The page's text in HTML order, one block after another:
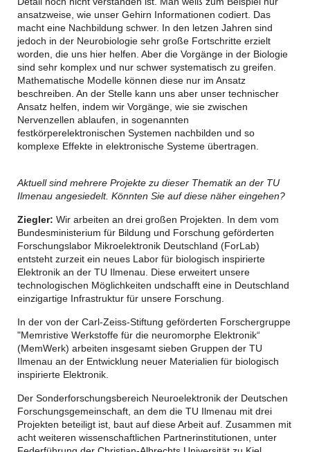
ansatzweise, wie unser Gehirn Informationen codiert. Das
macht eine Nachbildung schwer. In den letzen Jahren sind
jedoch in der Neurobiologie sehr große Fortschritte erzielt
worden, die uns hier helfen. Aber die Vorgänge in der Biologie
sind sehr komplex und nur schwer systematisch zu greifen.
Mathematische Modelle können diese nur im Ansatz
beschreiben. An der Stelle kann uns aber unser technischer
Ansatz helfen, indem wir Vorgänge, wie sie zwischen
Nervenzellen ablaufen, in sogenannten
festkörperelektronischen Systemen nachbilden und so
komplexe Effekte in elektronische Systeme übertragen.
Aktuell sind mehrere Projekte zu dieser Thematik an der TU
Ilmenau angesiedelt. Könnten Sie auf diese näher eingehen?
Ziegler: Wir arbeiten an drei großen Projekten. In dem vom
Bundesministerium für Bildung und Forschung geförderten
Forschungslabor Mikroelektronik Deutschland (ForLab)
entsteht zurzeit ein neues Labor für biologisch inspirierte
Elektronik an der TU Ilmenau. Diese erweitert unsere
technologischen Möglichkeiten undschafft eine in Deutschland
einzigartige Infrastruktur für unsere Forschung.
In der von der Carl-Zeiss-Stiftung geförderten Forschergruppe
"Memristive Werkstoffe für die neuromorphe Elektronik“
(MemWerk) arbeiten insgesamt sieben Gruppen der TU
Ilmenau an der Entwicklung neuer Materialien für biologisch
inspirierte Elektronik.
Der Sonderforschungsbereich Neuroelektronik der Deutschen
Forschungsgemeinschaft, an dem die TU Ilmenau mit drei
Projekten beteiligt ist, baut auf diese Arbeit auf. Zusammen mit
acht weiteren wissenschaftlichen Partnerinstitutionen, unter